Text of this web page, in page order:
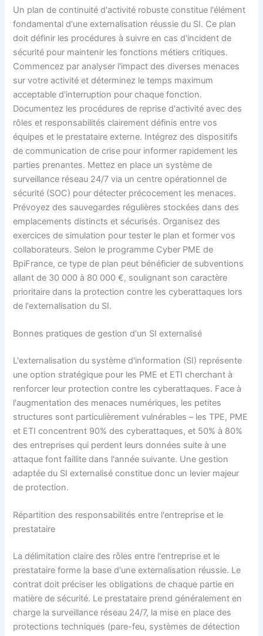
Un plan de continuité d'activité robuste constitue l'élément
fondamental d'une externalisation réussie du SI. Ce plan
doit définir les procédures à suivre en cas d'incident de
sécurité pour maintenir les fonctions métiers critiques.
Commencez par analyser l'impact des diverses menaces
sur votre activité et déterminez le temps maximum
acceptable d'interruption pour chaque fonction.
Documentez les procédures de reprise d'activité avec des
rôles et responsabilités clairement définis entre vos
équipes et le prestataire externe. Intégrez des dispositifs
de communication de crise pour informer rapidement les
parties prenantes. Mettez en place un système de
surveillance réseau 24/7 via un centre opérationnel de
sécurité (SOC) pour détecter précocement les menaces.
Prévoyez des sauvegardes régulières stockées dans des
emplacements distincts et sécurisés. Organisez des
exercices de simulation pour tester le plan et former vos
collaborateurs. Selon le programme Cyber PME de
BpiFrance, ce type de plan peut bénéficier de subventions
allant de 30 000 à 80 000 €, soulignant son caractère
prioritaire dans la protection contre les cyberattaques lors
de l'externalisation du SI.
Bonnes pratiques de gestion d'un SI externalisé
L'externalisation du système d'information (SI) représente
une option stratégique pour les PME et ETI cherchant à
renforcer leur protection contre les cyberattaques. Face à
l'augmentation des menaces numériques, les petites
structures sont particulièrement vulnérables – les TPE, PME
et ETI concentrent 90% des cyberattaques, et 50% à 80%
des entreprises qui perdent leurs données suite à une
attaque font faillite dans l'année suivante. Une gestion
adaptée du SI externalisé constitue donc un levier majeur
de protection.
Répartition des responsabilités entre l'entreprise et le
prestataire
La délimitation claire des rôles entre l'entreprise et le
prestataire forme la base d'une externalisation réussie. Le
contrat doit préciser les obligations de chaque partie en
matière de sécurité. Le prestataire prend généralement en
charge la surveillance réseau 24/7, la mise en place des
protections techniques (pare-feu, systèmes de détection